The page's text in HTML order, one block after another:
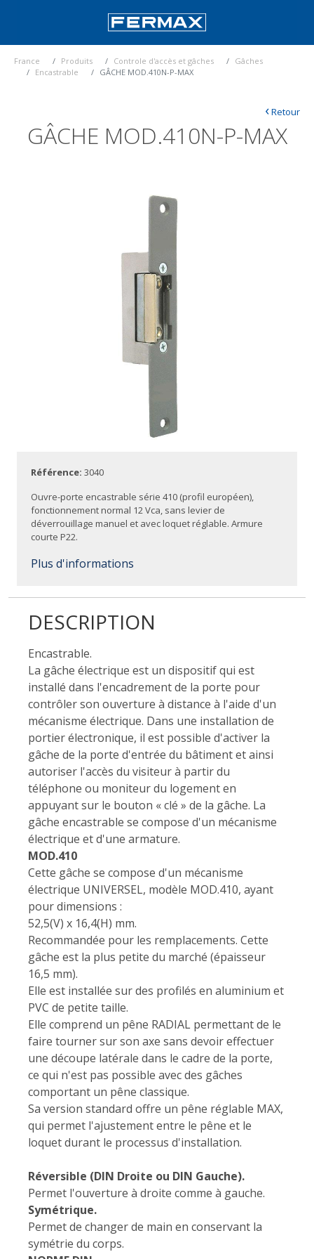
France Produits Controle d'accès et gâches
Gâches
Encastrable
GÂCHE MOD.410N-P-MAX
GÂCHE MOD.410N-P-MAX
‹Retour
Référence: 3040
Ouvre-porte encastrable série 410 (profil européen),
fonctionnement normal 12 Vca, sans levier de
déverrouillage manuel et avec loquet réglable. Armure
courte P22.
Plus d'informations
DESCRIPTION
Encastrable.
La gâche électrique est un dispositif qui est
installé dans l'encadrement de la porte pour
contrôler son ouverture à distance à l'aide d'un
mécanisme électrique. Dans une installation de
portier électronique, il est possible d'activer la
gâche de la porte d'entrée du bâtiment et ainsi
autoriser l'accès du visiteur à partir du
téléphone ou moniteur du logement en
appuyant sur le bouton « clé » de la gâche. La
gâche encastrable se compose d'un mécanisme
électrique et d'une armature.
MOD.410
Cette gâche se compose d'un mécanisme
électrique UNIVERSEL, modèle MOD.410, ayant
pour dimensions :
52,5(V) x 16,4(H) mm.
Recommandée pour les remplacements. Cette
gâche est la plus petite du marché (épaisseur
16,5 mm).
Elle est installée sur des profilés en aluminium et
PVC de petite taille.
Elle comprend un pêne RADIAL permettant de le
faire tourner sur son axe sans devoir effectuer
une découpe latérale dans le cadre de la porte,
ce qui n'est pas possible avec des gâches
comportant un pêne classique.
Sa version standard offre un pêne réglable MAX,
qui permet l'ajustement entre le pêne et le
loquet durant le processus d'installation.
Réversible (DIN Droite ou DIN Gauche).
Permet l'ouverture à droite comme à gauche.
Symétrique.
Permet de changer de main en conservant la
symétrie du corps.